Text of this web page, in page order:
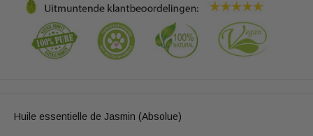
Huile essentielle de Jasmin (Absolue)